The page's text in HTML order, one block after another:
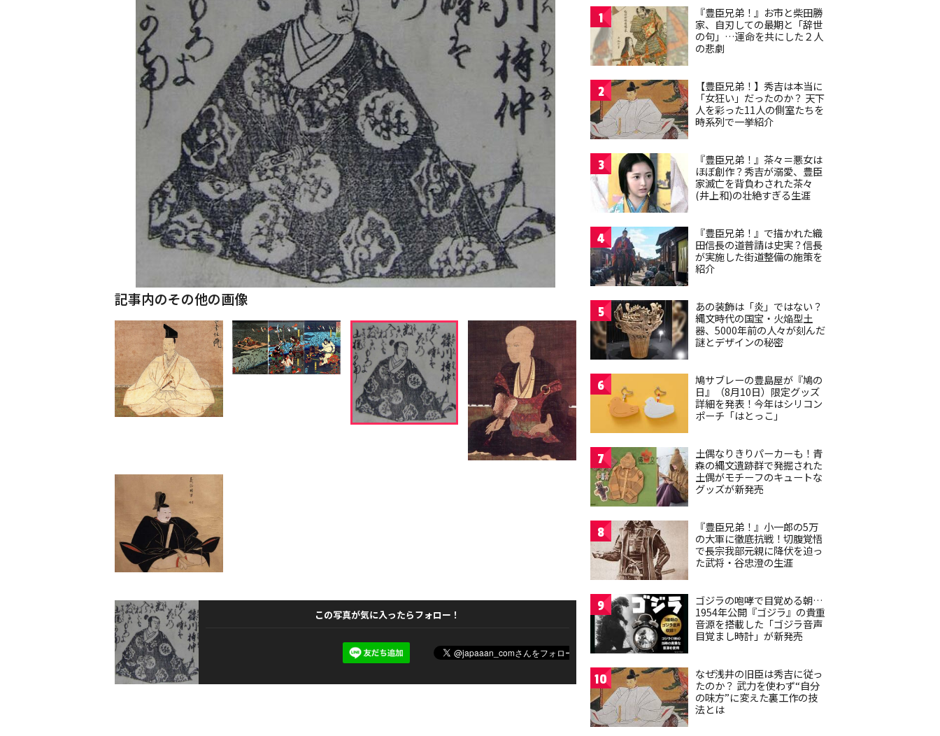
記事内のその他の画像
この写真が気に入ったらフォロー！
1
『豊臣兄弟！』お市と柴田勝
家、自刃しての最期と「辞世
の句」…運命を共にした２人
の悲劇
2
【豊臣兄弟！】秀吉は本当に
「女狂い」だったのか？ 天下
人を彩った11人の側室たちを
時系列で一挙紹介
3
『豊臣兄弟！』茶々＝悪女は
ほぼ創作？秀吉が溺愛、豊臣
家滅亡を背負わされた茶々
(井上和)の壮絶すぎる生涯
4
『豊臣兄弟！』で描かれた織
田信長の道普請は史実？信長
が実施した街道整備の施策を
紹介
5
あの装飾は「炎」ではない？
縄文時代の国宝・火焔型土
器、5000年前の人々が刻んだ
謎とデザインの秘密
6
鳩サブレーの豊島屋が『鳩の
日』（8月10日）限定グッズ
詳細を発表！今年はシリコン
ポーチ「はとっこ」
7
土偶なりきりパーカーも！青
森の縄文遺跡群で発掘された
土偶がモチーフのキュートな
グッズが新発売
8
『豊臣兄弟！』小一郎の5万
の大軍に徹底抗戦！切腹覚悟
で長宗我部元親に降伏を迫っ
た武将・谷忠澄の生涯
9
ゴジラの咆哮で目覚める朝…
1954年公開『ゴジラ』の貴重
音源を搭載した「ゴジラ音声
目覚まし時計」が新発売
10
なぜ浅井の旧臣は秀吉に従っ
たのか？ 武力を使わず“自分
の味方”に変えた裏工作の技
法とは